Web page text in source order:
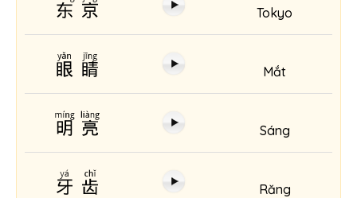
Tokyo
眼睛 Mắt
明亮 Sáng
牙齿 Răng